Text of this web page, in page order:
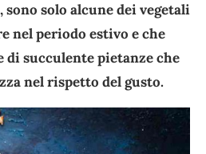
solo alcune dei vegetali
nel periodo estivo e che
di succulente pietanze che
nel rispetto del gusto.